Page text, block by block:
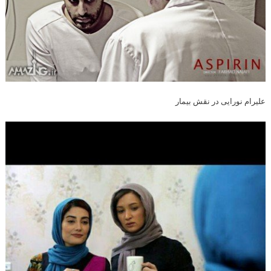
علیرام نورایی در نقش بیمار